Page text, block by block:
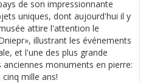
de son impressionnante
uniques, dont aujourd'hui il y
attire l'attention le
illustrant les événements
et l'une des plus grande
monuments en pierre:
mille ans!